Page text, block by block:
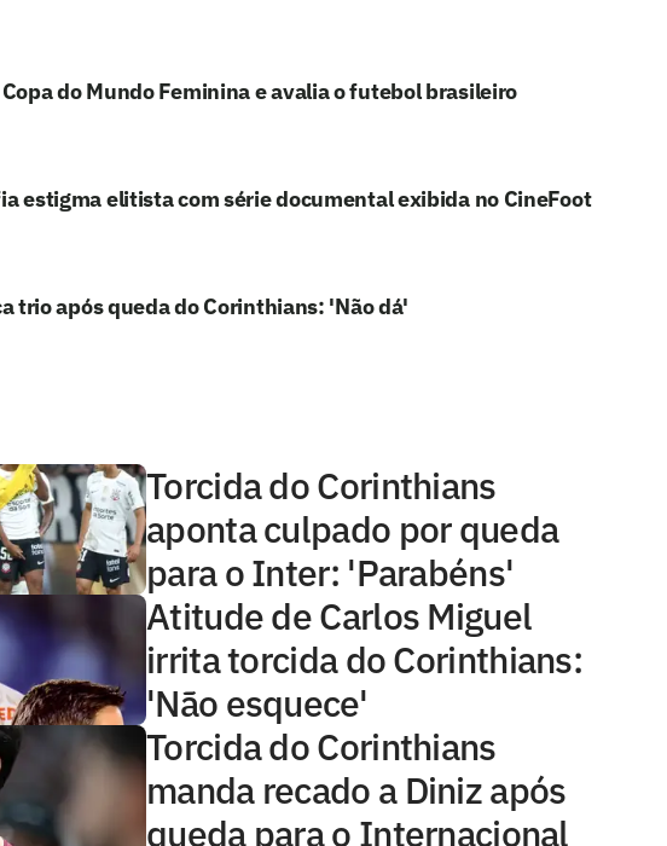
do Mundo Feminina e avalia o futebol brasileiro
estigma elitista com série documental exibida no CineFoot
trio após queda do Corinthians: 'Não dá'
Torcida do Corinthians
aponta culpado por queda
para o Inter: 'Parabéns'
Atitude de Carlos Miguel
irrita torcida do Corinthians:
'Não esquece'
Torcida do Corinthians
manda recado a Diniz após
queda para o Internacional